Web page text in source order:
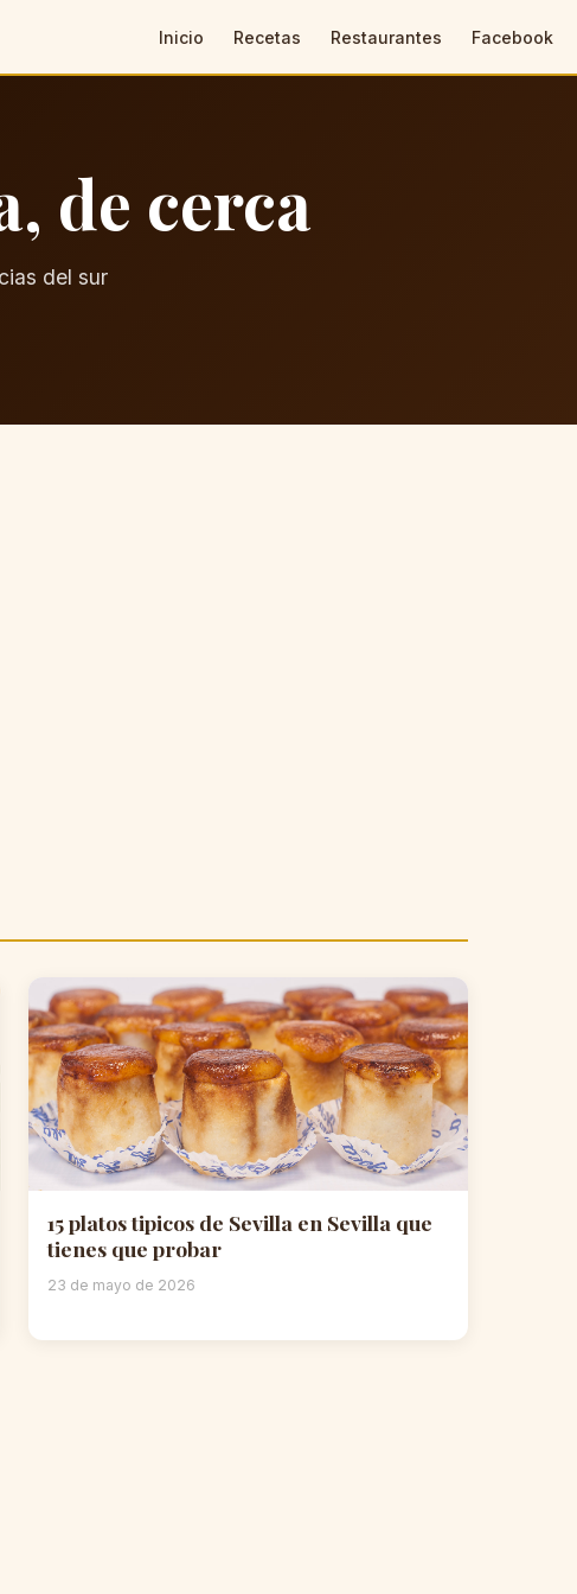
Inicio Recetas Restaurantes Facebook
de cerca
del sur
15 platos tipicos de Sevilla en Sevilla que
tienes que probar
23 de mayo de 2026